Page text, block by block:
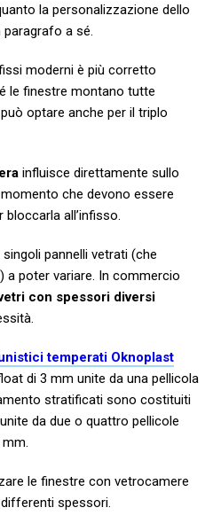
la personalizzazione dello
paragrafo a sé.
moderni è più corretto
le finestre montano tutte
optare anche per il triplo
influisce direttamente sullo
che devono essere
all’infisso.
pannelli vetrati (che
poter variare. In commercio
con spessori diversi
temperati Oknoplast
di 3 mm unite da una pellicola
stratificati sono costituiti
da due o quattro pellicole
le finestre con vetrocamere
spessori.